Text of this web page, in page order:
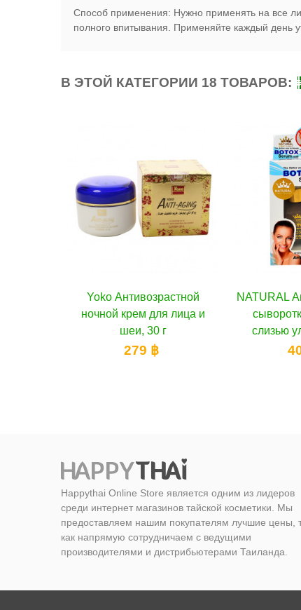
Способ применения: Нужно применять на все
полного впитывания. Применяйте каждый день
В ЭТОЙ КАТЕГОРИИ 18 ТОВАРОВ:
В корзину
NATURAL Антивозрастная
сыворотка Ботокс со
слизью улитки, 30 мл
400 ฿
Yoko
Happythai Online Store является одним из лидеров
среди интернет магазинов тайской косметики. Мы
предоставляем нашим покупателям лучшие цены,
как напрямую сотрудничаем с ведущими
производителями и дистрибьютерами Таиланда.